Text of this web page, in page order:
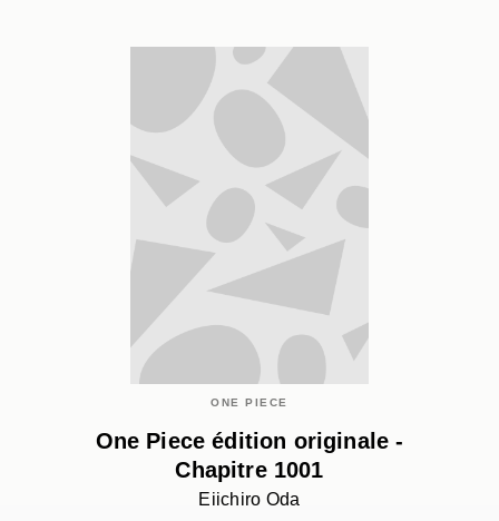
ONE PIECE
One Piece édition originale -
Chapitre 1001
Eiichiro Oda